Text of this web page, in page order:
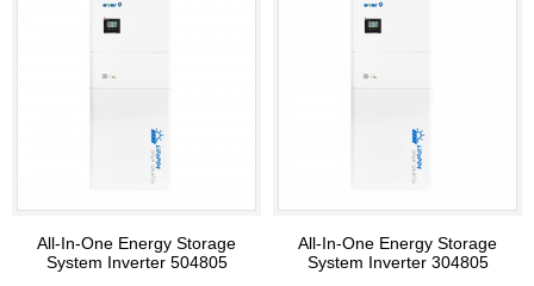
All-In-One Energy Storage
System Inverter 504805
All-In-One Energy Storage
System Inverter 304805